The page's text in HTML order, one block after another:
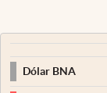
Dólar BNA